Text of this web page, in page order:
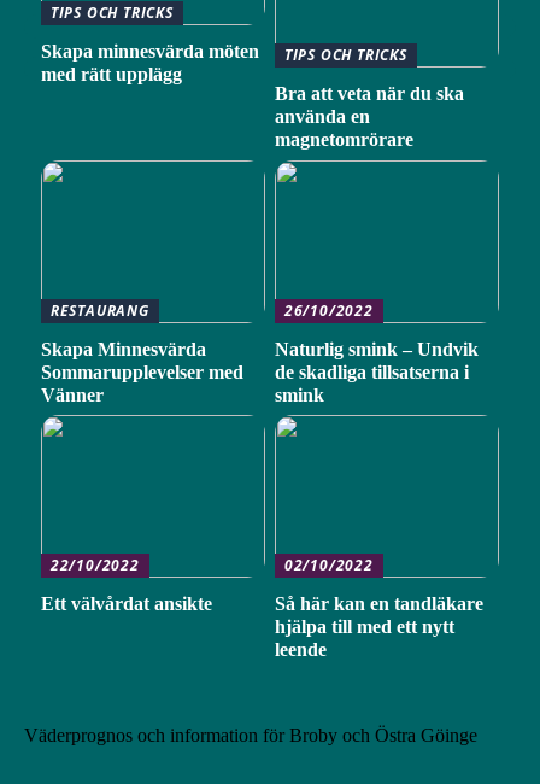
TIPS OCH TRICKS
Skapa minnesvärda möten
med rätt upplägg
TIPS OCH TRICKS
Bra att veta när du ska
använda en
magnetomrörare
RESTAURANG
Skapa Minnesvärda
Sommarupplevelser med
Vänner
26/10/2022
Naturlig smink – Undvik
de skadliga tillsatserna i
smink
22/10/2022
Ett välvårdat ansikte
02/10/2022
Så här kan en tandläkare
hjälpa till med ett nytt
leende
Väderprognos och information för Broby och Östra Göinge